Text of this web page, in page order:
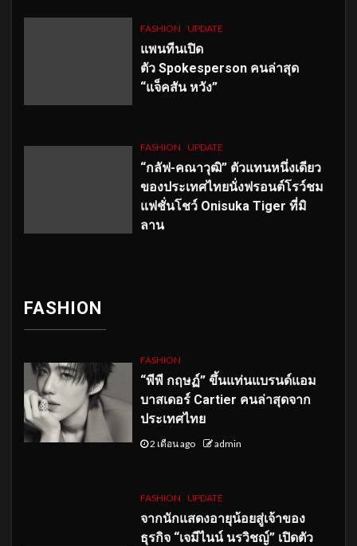
FASHION UPDATE
แพนทีนเปิด
ตัว Spokesperson คนล่าสุด
“แจ็คสัน หวัง”
FASHION UPDATE
“กลัฟ-คณาวุฒิ” ตัวแทนหนึ่งเดียว
ของประเทศไทยนั่งฟรอนต์โรว์ชม
แฟชั่นโชว์ Onisuka Tiger ที่มิ
ลาน
FASHION
FASHION
“พีพี กฤษฏ์” ขึ้นแท่นแบรนด์แอม
บาสเดอร์ Cartier คนล่าสุดจาก
ประเทศไทย
2 เดือน ago admin
FASHION UPDATE
จากนักแสดงอายุน้อยสู่เจ้าของ
ธุรกิจ “เจมีไนน์ นรวิชญ์” เปิดตัว